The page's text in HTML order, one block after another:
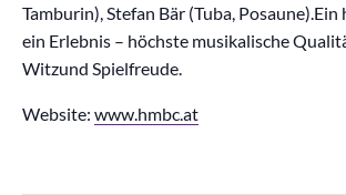
Tamburin), Stefan Bär (Tuba,
ein Erlebnis – höchste musikalische
Witzund Spielfreude.
Website: www.hmbc.at